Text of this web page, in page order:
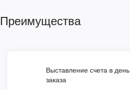
Преимущества
Выставление счета в день
заказа